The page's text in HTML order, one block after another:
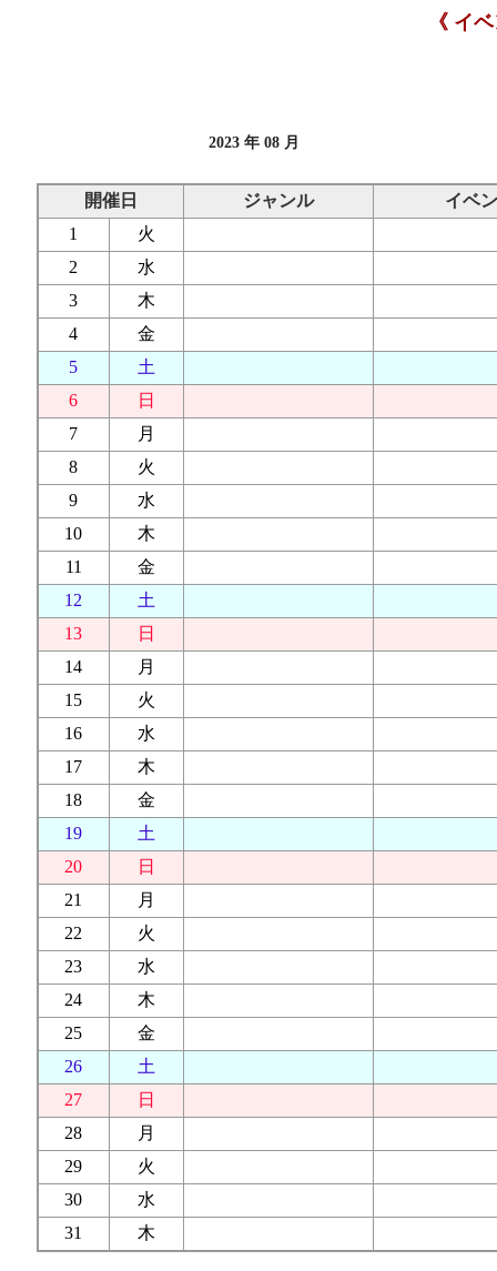
《 イ
2023 年 08 月
開催日 ジャンル
イベ
1
火
2
水
3
木
4
金
5
土
6
日
7
月
8
火
9
水
10
木
11
金
12
土
13
日
14
月
15
火
16
水
17
木
18
金
19
土
20
日
21
月
22
火
23
水
24
木
25
金
26
土
27
日
28
月
29
火
30
水
31
木